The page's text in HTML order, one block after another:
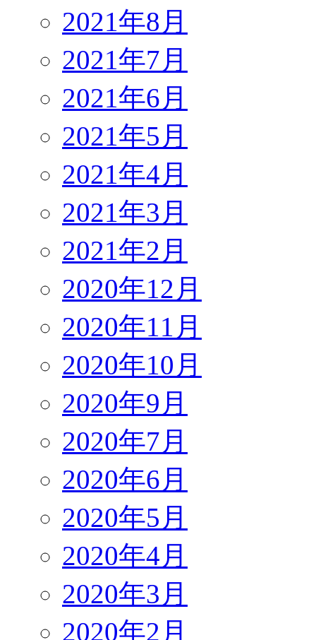
2021年8月
2021年7月
2021年6月
2021年5月
2021年4月
2021年3月
2021年2月
2020年12月
2020年11月
2020年10月
2020年9月
2020年7月
2020年6月
2020年5月
2020年4月
2020年3月
2020年2月